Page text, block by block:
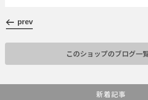
prev
このショップのブログ一
新着記事